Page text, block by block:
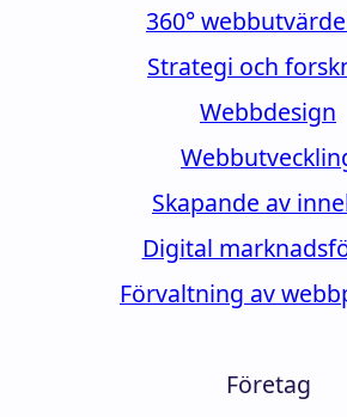
360°
Strategi och
Webbdesign
Skapande av
Digital
Förvaltning av
Företag